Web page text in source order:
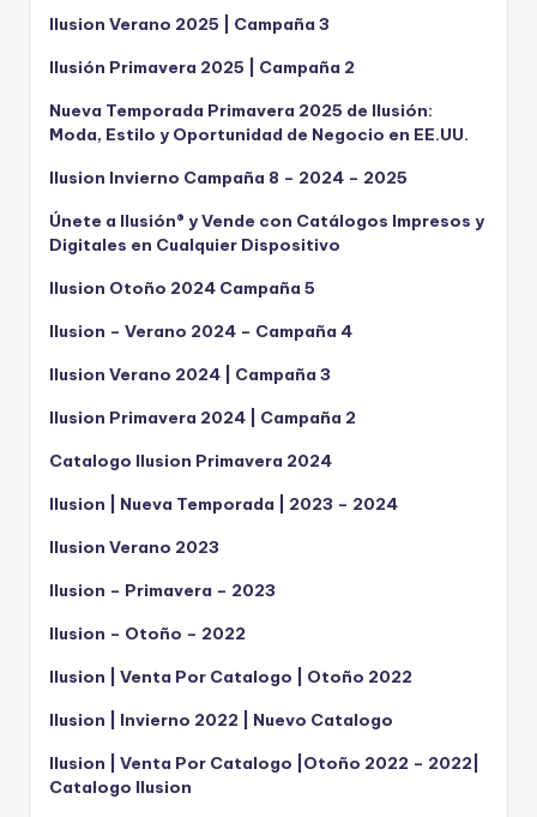
Ilusion Verano 2025 | Campaña 3
Ilusión Primavera 2025 | Campaña 2
Nueva Temporada Primavera 2025 de Ilusión:
Moda, Estilo y Oportunidad de Negocio en EE.UU.
Ilusion Invierno Campaña 8 – 2024 – 2025
Únete a Ilusión® y Vende con Catálogos Impresos y
Digitales en Cualquier Dispositivo
Ilusion Otoño 2024 Campaña 5
Ilusion – Verano 2024 – Campaña 4
Ilusion Verano 2024 | Campaña 3
Ilusion Primavera 2024 | Campaña 2
Catalogo Ilusion Primavera 2024
Ilusion | Nueva Temporada | 2023 – 2024
Ilusion Verano 2023
Ilusion – Primavera – 2023
Ilusion – Otoño – 2022
Ilusion | Venta Por Catalogo | Otoño 2022
Ilusion | Invierno 2022 | Nuevo Catalogo
Ilusion | Venta Por Catalogo |Otoño 2022 – 2022|
Catalogo Ilusion